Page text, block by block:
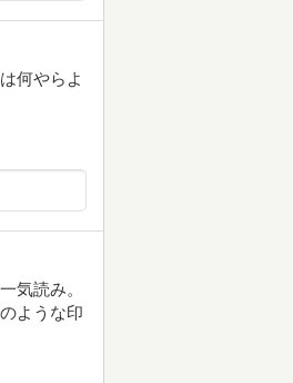
何やらよ
気読み。
ような印